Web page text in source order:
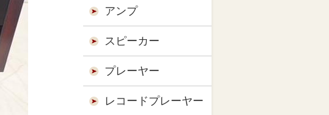
アンプ
スピーカー
プレーヤー
レコードプレーヤー